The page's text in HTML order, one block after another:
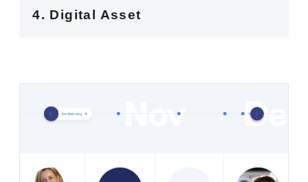
4. Digital Asset